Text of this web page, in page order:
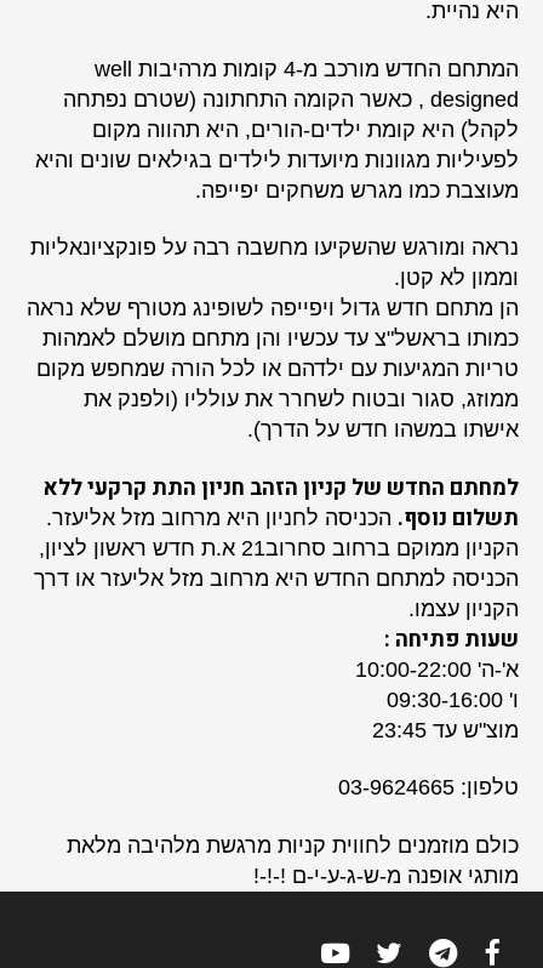
היא נהיית.
המתחם החדש מורכב מ-4 קומות מרהיבות well
designed , כאשר הקומה התחתונה (שטרם נפתחה
לקהל) היא קומת ילדים-הורים, היא תהווה מקום
לפעיליות מגוונות מיועדות לילדים בגילאים שונים והיא
מעוצבת כמו מגרש משחקים יפייפה.
נראה ומורגש שהשקיעו מחשבה רבה על פונקציונאליות
וממון לא קטן.
הן מתחם חדש גדול ויפייפה לשופינג מטורף שלא נראה
כמותו בראשל"צ עד עכשיו והן מתחם מושלם לאמהות
טריות המגיעות עם ילדהם או לכל הורה שמחפש מקום
ממוזג, סגור ובטוח לשחרר את עולליו (ולפנק את
אישתו במשהו חדש על הדרך).
למחתם החדש של קניון הזהב חניון התת קרקעי ללא
תשלום נוסף. הכניסה לחניון היא מרחוב מזל אליעזר.
הקניון ממוקם ברחוב סחרוב21 א.ת חדש ראשון לציון,
הכניסה למתחם החדש היא מרחוב מזל אליעזר או דרך
הקניון עצמו.
שעות פתיחה :
א'-ה' 10:00-22:00
ו' 09:30-16:00
מוצ"ש עד 23:45
טלפון: 03-9624665
כולם מוזמנים לחווית קניות מרגשת מלהיבה מלאת
מותגי אופנה מ-ש-ג-ע-י-ם !-!-!